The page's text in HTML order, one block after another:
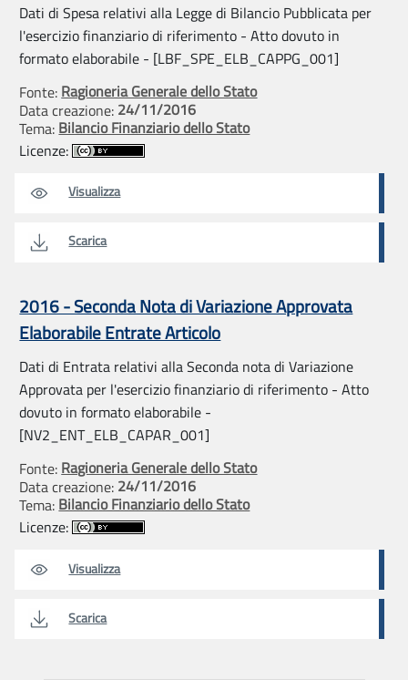
Dati di Spesa relativi alla Legge di Bilancio Pubblicata per
l'esercizio finanziario di riferimento - Atto dovuto in
formato elaborabile - [LBF_SPE_ELB_CAPPG_001]
Fonte: Ragioneria Generale dello Stato
Data creazione: 24/11/2016
Tema: Bilancio Finanziario dello Stato
Licenze:
Visualizza
Scarica
2016 - Seconda Nota di Variazione Approvata
Elaborabile Entrate Articolo
Dati di Entrata relativi alla Seconda nota di Variazione
Approvata per l'esercizio finanziario di riferimento - Atto
dovuto in formato elaborabile -
[NV2_ENT_ELB_CAPAR_001]
Fonte: Ragioneria Generale dello Stato
Data creazione: 24/11/2016
Tema: Bilancio Finanziario dello Stato
Licenze:
Visualizza
Scarica